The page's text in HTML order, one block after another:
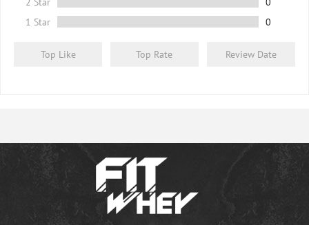
1 Star
0
Top Like Top Rate Review Date